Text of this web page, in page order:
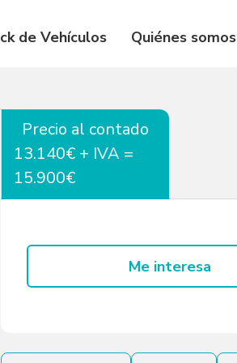
de Vehículos Quiénes somos
Precio al contado
13.140€ + IVA =
15.900€
Me interesa